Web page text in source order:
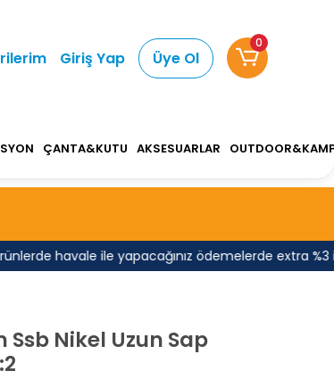
havale ile yapacağınız ödemelerde extra %3
Giriş Yap Üye Ol
0
ÇANTA&KUTU AKSESUARLAR
Ssb Nikel Uzun Sap